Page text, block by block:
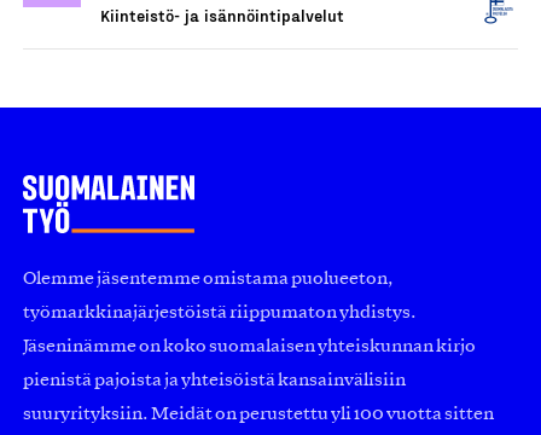
Kiinteistö- ja isännöintipalvelut
Olemme jäsentemme omistama puolueeton,
työmarkkinajärjestöistä riippumaton yhdistys.
Jäseninämme on koko suomalaisen yhteiskunnan kirjo
pienistä pajoista ja yhteisöistä kansainvälisiin
suuryrityksiin. Meidät on perustettu yli 100 vuotta sitten